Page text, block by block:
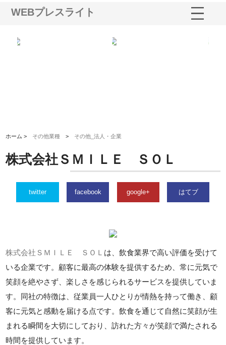
WEBプレスライト
ホーム > その他業種 > その他_法人・企業
株式会社ＳＭＩＬＥ ＳＯＬ
twitter facebook google+ はてブ
株式会社ＳＭＩＬＥ ＳＯＬ は、飲食業界で高い評価を受けて
いる企業です。顧客に最高の体験を提供するため、常に元気で
笑顔を絶やさず、楽しさを感じられるサービスを提供していま
す。同社の特徴は、従業員一人ひとりが情熱を持って働き、顧
客に元気と感動を届ける点です。飲食を通じて自然に笑顔が生
まれる瞬間を大切にしており、訪れた方々が笑顔で満たされる
時間を提供しています。